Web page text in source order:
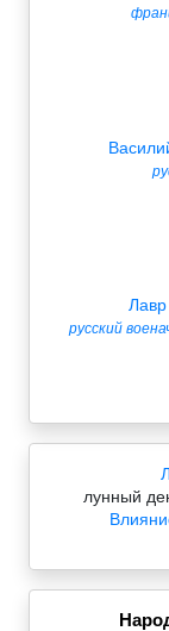
русский
лунный